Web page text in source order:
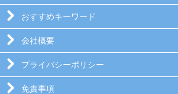
おすすめキーワード
会社概要
プライバシーポリシー
免責事項